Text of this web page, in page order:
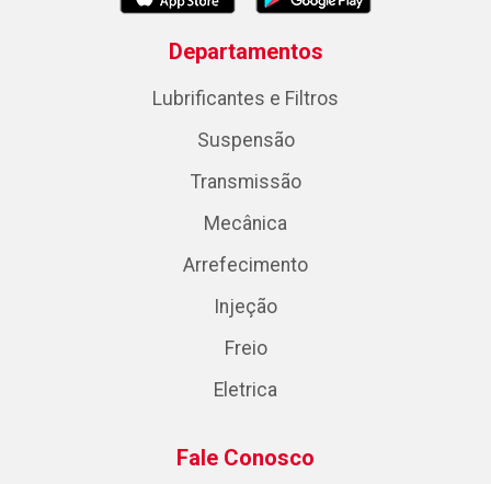
Departamentos
Lubrificantes e Filtros
Suspensão
Transmissão
Mecânica
Arrefecimento
Injeção
Freio
Eletrica
Fale Conosco